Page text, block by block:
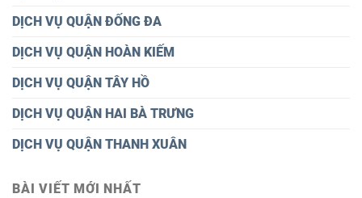
DỊCH VỤ QUẬN ĐỐNG ĐA
DỊCH VỤ QUẬN HOÀN KIẾM
DỊCH VỤ QUẬN TÂY HỒ
DỊCH VỤ QUẬN HAI BÀ TRƯNG
DỊCH VỤ QUẬN THANH XUÂN
BÀI VIẾT MỚI NHẤT